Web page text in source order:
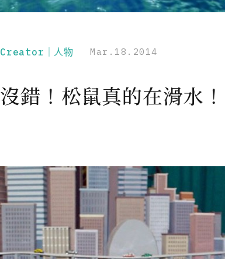
Creator｜人物 Mar.18.2014
沒錯！松鼠真的在滑水！